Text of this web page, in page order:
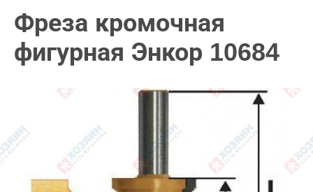
Фреза кромочная
фигурная Энкор 10684